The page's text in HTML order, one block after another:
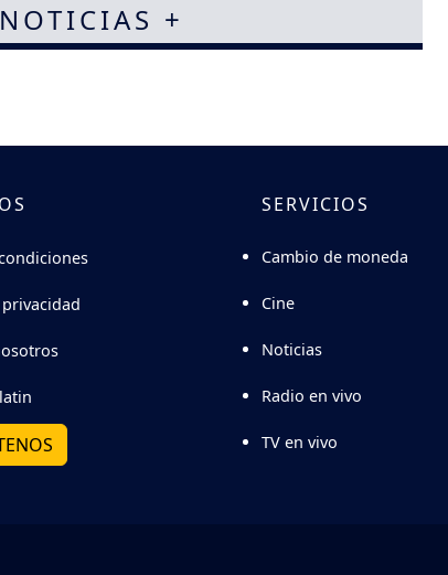
+
SERVICIOS
Cambio de moneda
Cine
Noticias
Radio en vivo
TV en vivo